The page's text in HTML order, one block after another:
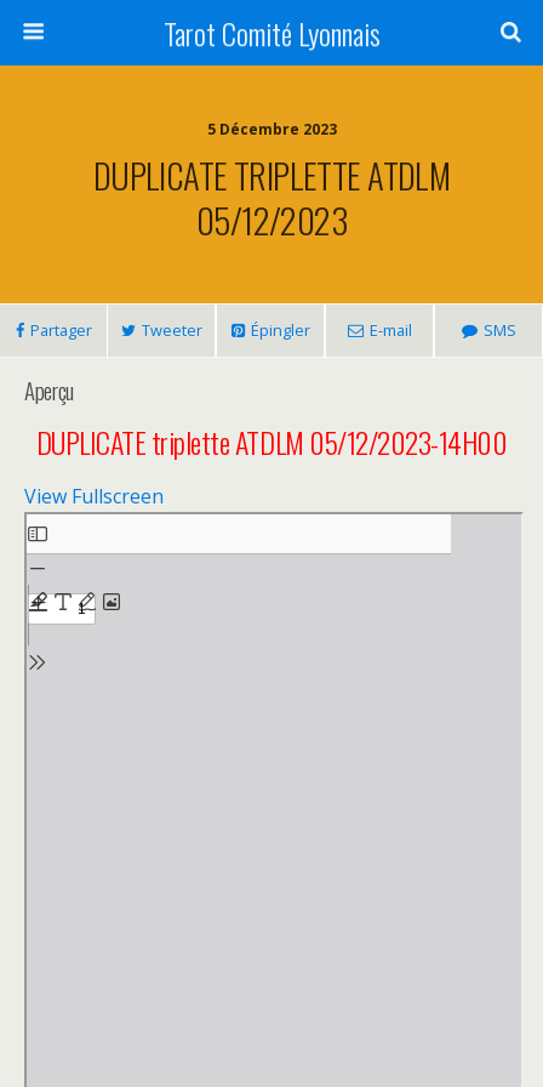
Tarot Comité Lyonnais
5 Décembre 2023
DUPLICATE TRIPLETTE ATDLM
05/12/2023
Partager Tweeter Épingler E-mail SMS
Aperçu
DUPLICATE triplette ATDLM 05/12/2023-14H00
View Fullscreen